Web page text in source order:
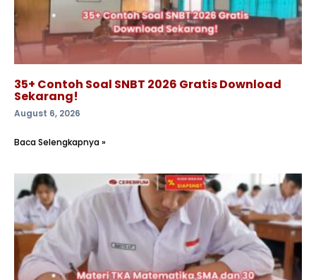
35+ Contoh Soal SNBT 2026 Gratis Download
Sekarang!
August 6, 2026
Baca Selengkapnya »